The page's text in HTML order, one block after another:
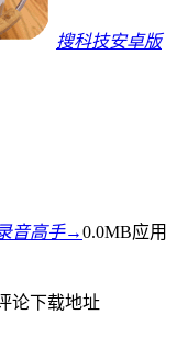
搜科技安卓版
音高手→0.0MB应用
论下载地址